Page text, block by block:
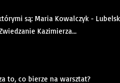
są: Maria Kowalczyk -
Kazimierza...
to, co bierze na warsztat?